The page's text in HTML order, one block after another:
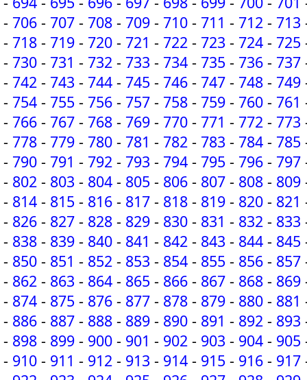
- 706 - 707 - 708 - 709 - 710 - 711 - 712 - 713
- 718 - 719 - 720 - 721 - 722 - 723 - 724 - 725
- 730 - 731 - 732 - 733 - 734 - 735 - 736 - 737
- 742 - 743 - 744 - 745 - 746 - 747 - 748 - 749
- 754 - 755 - 756 - 757 - 758 - 759 - 760 - 761
- 766 - 767 - 768 - 769 - 770 - 771 - 772 - 773
- 778 - 779 - 780 - 781 - 782 - 783 - 784 - 785
- 790 - 791 - 792 - 793 - 794 - 795 - 796 - 797
- 802 - 803 - 804 - 805 - 806 - 807 - 808 - 809
- 814 - 815 - 816 - 817 - 818 - 819 - 820 - 821
- 826 - 827 - 828 - 829 - 830 - 831 - 832 - 833
- 838 - 839 - 840 - 841 - 842 - 843 - 844 - 845
- 850 - 851 - 852 - 853 - 854 - 855 - 856 - 857
- 862 - 863 - 864 - 865 - 866 - 867 - 868 - 869
- 874 - 875 - 876 - 877 - 878 - 879 - 880 - 881
- 886 - 887 - 888 - 889 - 890 - 891 - 892 - 893
- 898 - 899 - 900 - 901 - 902 - 903 - 904 - 905
- 910 - 911 - 912 - 913 - 914 - 915 - 916 - 917